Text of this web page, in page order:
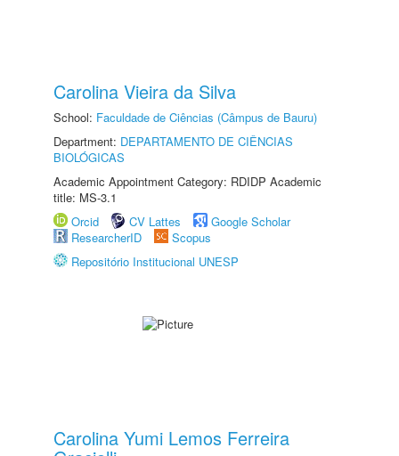
Carolina Vieira da Silva
School: Faculdade de Ciências (Câmpus de Bauru)
Department: DEPARTAMENTO DE CIÊNCIAS
BIOLÓGICAS
Academic Appointment Category: RDIDP Academic
title: MS-3.1
Orcid
CV Lattes
Google Scholar
ResearcherID
Scopus
Repositório Institucional UNESP
Carolina Yumi Lemos Ferreira